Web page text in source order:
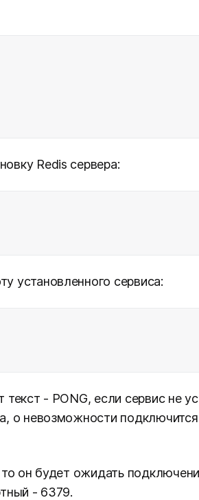
Redis сервера:
установленного сервиса:
- PONG, если сервис не
о невозможности подключится
он будет ожидать
- 6379.